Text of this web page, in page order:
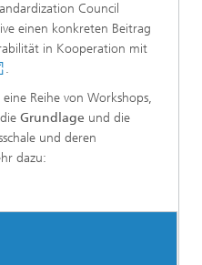
Council
einen konkreten Beitrag
in Kooperation mit
.
Reihe von Workshops,
Grundlage und die
und deren
dazu: